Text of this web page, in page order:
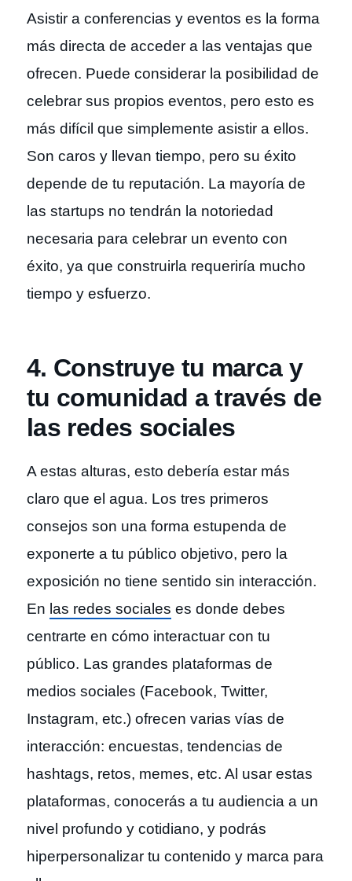
Asistir a conferencias y eventos es la forma
más directa de acceder a las ventajas que
ofrecen. Puede considerar la posibilidad de
celebrar sus propios eventos, pero esto es
más difícil que simplemente asistir a ellos.
Son caros y llevan tiempo, pero su éxito
depende de tu reputación. La mayoría de
las startups no tendrán la notoriedad
necesaria para celebrar un evento con
éxito, ya que construirla requeriría mucho
tiempo y esfuerzo.
4. Construye tu marca y
tu comunidad a través de
las redes sociales
A estas alturas, esto debería estar más
claro que el agua. Los tres primeros
consejos son una forma estupenda de
exponerte a tu público objetivo, pero la
exposición no tiene sentido sin interacción.
En las redes sociales es donde debes
centrarte en cómo interactuar con tu
público. Las grandes plataformas de
medios sociales (Facebook, Twitter,
Instagram, etc.) ofrecen varias vías de
interacción: encuestas, tendencias de
hashtags, retos, memes, etc. Al usar estas
plataformas, conocerás a tu audiencia a un
nivel profundo y cotidiano, y podrás
hiperpersonalizar tu contenido y marca para